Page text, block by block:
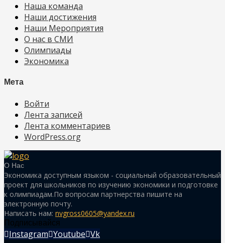
Наша команда
Наши достижения
Наши Мероприятия
О нас в СМИ
Олимпиады
Экономика
Мета
Войти
Лента записей
Лента комментариев
WordPress.org
О Нас
Экономика доступным языком - социальный образовательный
проект для школьников по изучению экономики и подготовке
к олимпиадам.По вопросам партнерства пишите на
электронную почту.
Написать нам: nvgross0605@yandex.ru
Подписывайся
Instagram Youtube Vk